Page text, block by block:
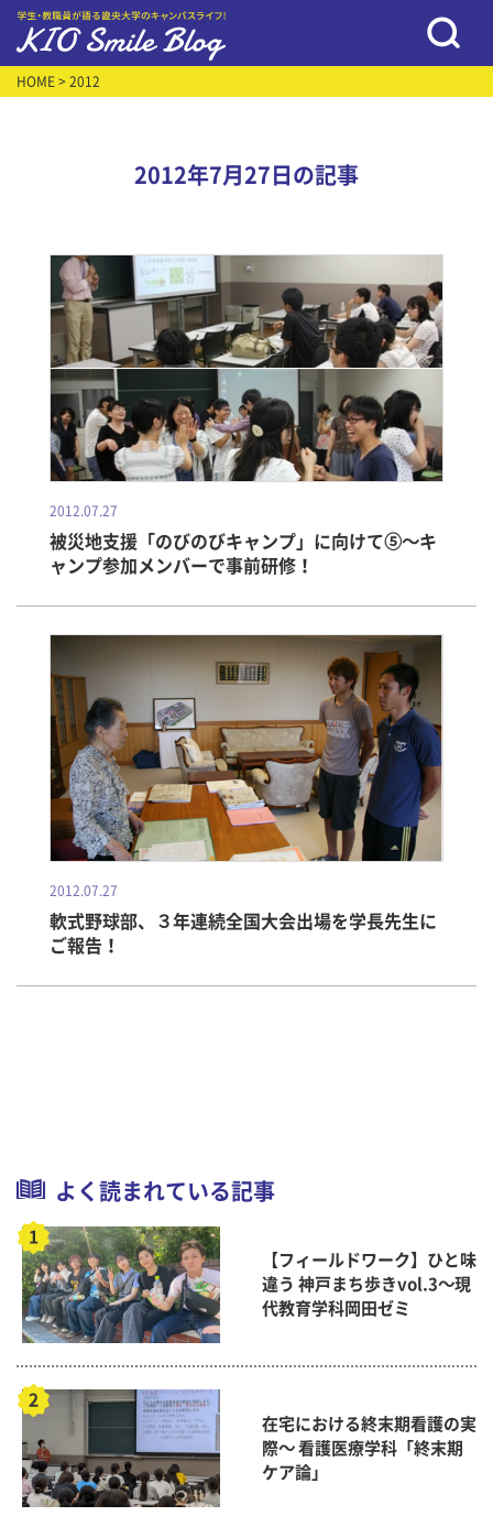
HOME > 2012
2012年7月27日の記事
2012.07.27
被災地支援「のびのびキャンプ」に向けて⑤～キ
ャンプ参加メンバーで事前研修！
2012.07.27
軟式野球部、３年連続全国大会出場を学長先生に
ご報告！
よく読まれている記事
【フィールドワーク】ひと味
違う 神戸まち歩きvol.3～現
代教育学科岡田ゼミ
在宅における終末期看護の実
際～ 看護医療学科「終末期
ケア論」